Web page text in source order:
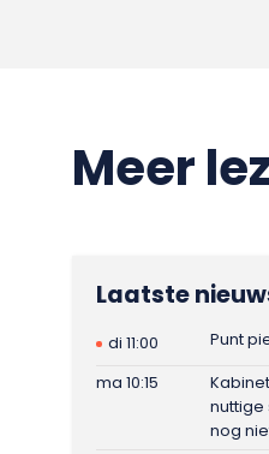
Meer
Laatste
di 11:00
Punt
ma 10:15
nuttige
nog